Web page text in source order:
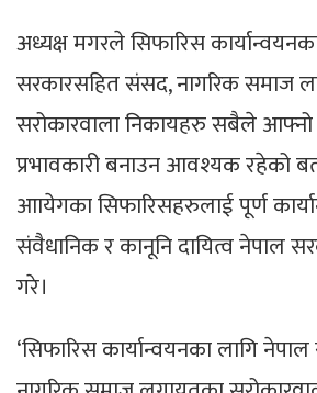
अध्यक्ष मगरले सिफारिस
सरकारसहित संसद, नागरिक समाज
सरोकारवाला निकायहरु सबैले
प्रभावकारी बनाउन आवश्यक रहेको
आायेगका सिफारिसहरुलाई पूर्ण
संवैधानिक र कानूनि दायित्व नेपाल
गरे।
‘सिफारिस कार्यान्वयनका लागि